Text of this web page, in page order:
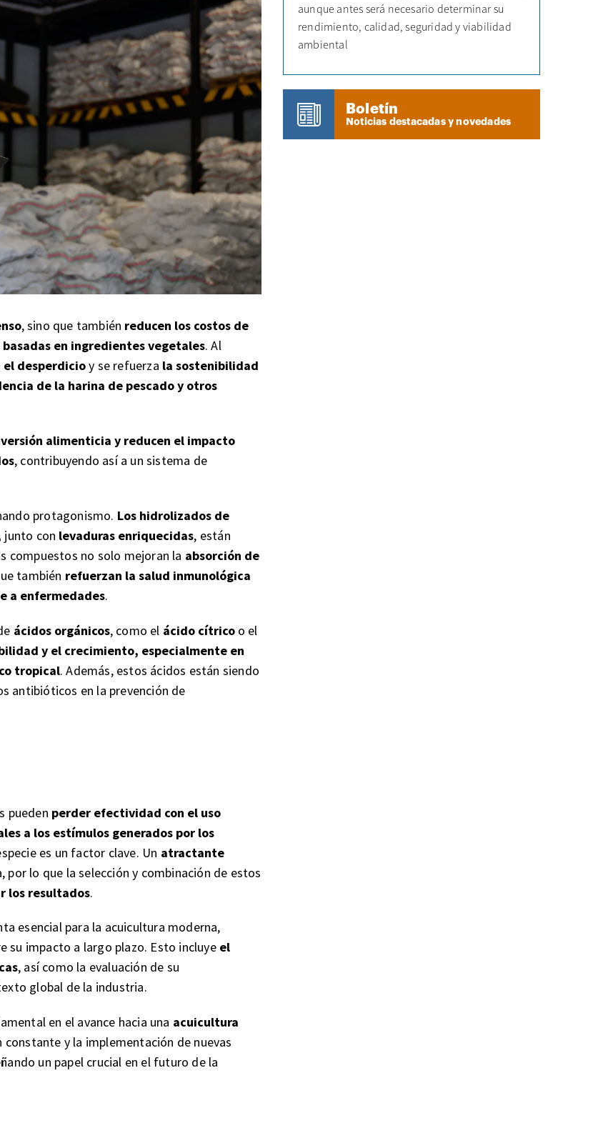
, sino que también reducen los costos de
en ingredientes vegetales. Al
el desperdicioy se refuerza la sostenibilidad
de la harina de pescado y otros
alimenticia y reducen el impacto
, contribuyendo así a un sistema de
protagonismo. Los hidrolizados de
junto con levaduras enriquecidas, están
compuestos no solo mejoran la absorción de
también refuerzan la salud inmunológica
a enfermedades.
ácidos orgánicos, como el ácido cítricoo el
y el crecimiento, especialmente en
tropical. Además, estos ácidos están siendo
antibióticos en la prevención de
pueden perder efectividad con el uso
a los estímulos generados por los
es un factor clave. Un atractante
lo que la selección y combinación de estos
los resultados.
esencial para la acuicultura moderna,
su impacto a largo plazo. Esto incluye el
, así como la evaluación de su
global de la industria.
en el avance hacia una acuicultura
constante y la implementación de nuevas
un papel crucial en el futuro de la
aunque antes será necesario determinar su
rendimiento, calidad, seguridad y viabilidad
ambiental
Boletín
Noticias destacadas y novedades